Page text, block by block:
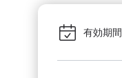
有効期間